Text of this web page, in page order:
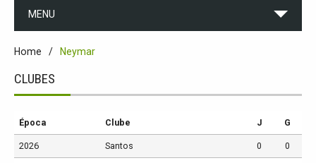
MENU
Home Neymar
CLUBES
Época Clube J G
2026 Santos 0 0